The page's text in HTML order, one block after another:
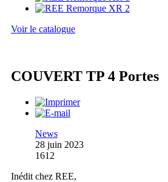
Voir le catalogue
COUVERT TP 4 Portes
News
28 juin 2023
1612
Inédit chez REE,